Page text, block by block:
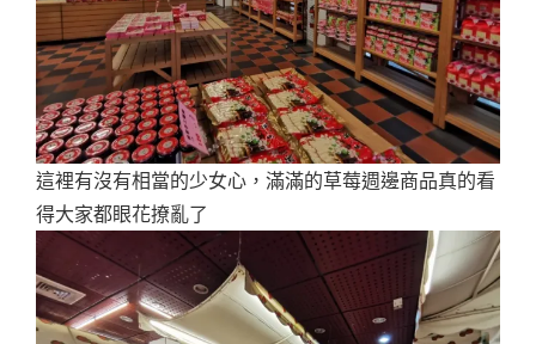
這裡有沒有相當的少女心，滿滿的草莓週邊商品真的看
得大家都眼花撩亂了